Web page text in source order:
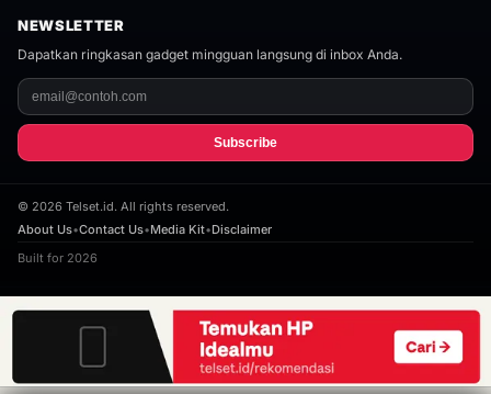
NEWSLETTER
Dapatkan ringkasan gadget mingguan langsung di inbox Anda.
Subscribe
© 2026 Telset.id. All rights reserved.
About Us•Contact Us•Media Kit•Disclaimer
Built for 2026